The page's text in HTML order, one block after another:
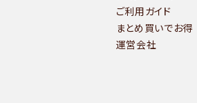
ご利用ガイド
まとめ買いでお得
運営会社